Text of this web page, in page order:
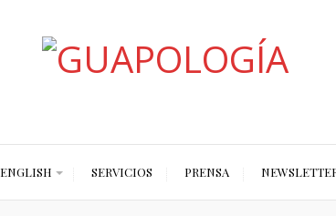
ENGLISH SERVICIOS PRENSA